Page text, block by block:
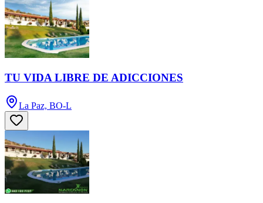
TU VIDA LIBRE DE ADICCIONES
La Paz, BO-L